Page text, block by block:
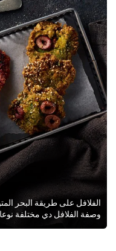
الفلافل على طريقة البحر